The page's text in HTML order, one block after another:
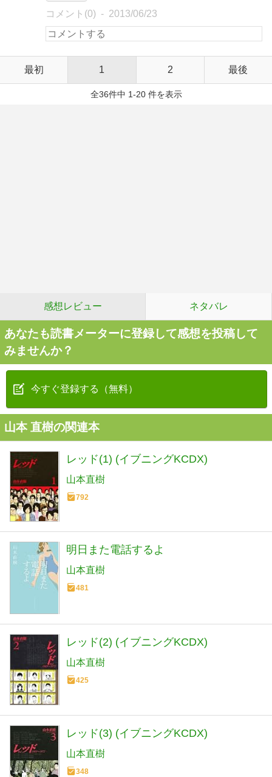
コメント(0) 2013/06/23
最初 1 2 最後
全36件中 1-20 件を表示
感想レビュー ネタバレ
あなたも読書メーターに登録して感想を投稿して
みませんか？
今すぐ登録する（無料）
山本 直樹の関連本
レッド(1) (イブニングKCDX)
山本直樹
792
明日また電話するよ
山本直樹
481
レッド(2) (イブニングKCDX)
山本直樹
425
レッド(3) (イブニングKCDX)
山本直樹
348